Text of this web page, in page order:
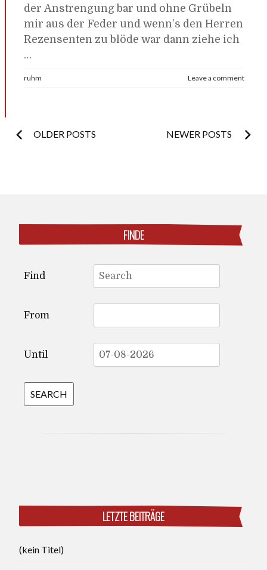
der Anstrengung bar und ohne Grübeln
mir aus der Feder und wenn’s den Herren
Rezensenten zu blöde war dann ziehe ich
…
ruhm Leave a comment
PostsOLDER POSTS NEWER POSTS
FINDE
for:
Find
From
Until
LETZTE BEITRÄGE
(kein Titel)